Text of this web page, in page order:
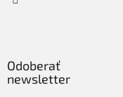
Odoberať
newsletter